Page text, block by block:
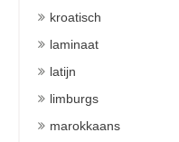
kroatisch
laminaat
latijn
limburgs
marokkaans